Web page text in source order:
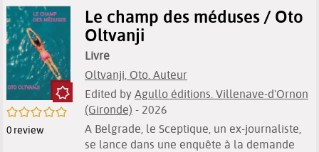
/5
0 review
Le champ des méduses / Oto
Oltvanji
Livre
Oltvanji, Oto. Auteur
Edited by Agullo éditions. Villenave-d'Ornon
(Gironde) - 2026
A Belgrade, le Sceptique, un ex-journaliste,
se lance dans une enquête à la demande